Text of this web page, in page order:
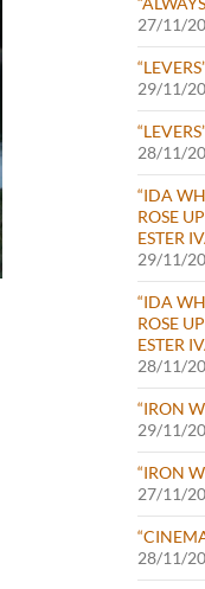
27/11/
29/11/
28/11/
“IDA
ROSE
ESTER
29/11/
“IDA
ROSE
ESTER
28/11/
“IRON
29/11/
“IRON
27/11/
28/11/